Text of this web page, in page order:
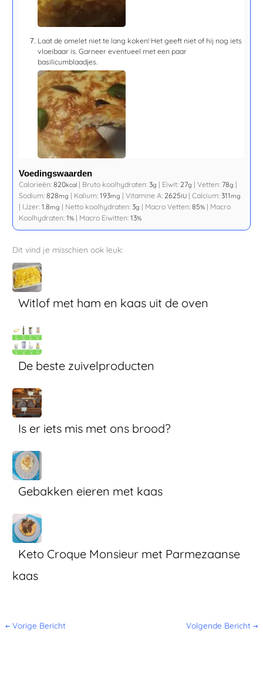
Laat de omelet niet te lang koken! Het geeft niet of hij nog iets
vloeibaar is. Garneer eventueel met een paar
basilicumblaadjes.
Voedingswaarden
Calorieën:820kcal | Bruto koolhydraten:3g | Eiwit: 27g |Vetten: 78g |
Sodium:828mg | Kalium:193mg |Vitamine A: 2625IU |Calcium:311mg
| IJzer:1.8mg | Netto koolhydraten:3g | Macro Vetten:85% | Macro
Koolhydraten:1% | Macro Eiwitten:13%
Dit vind je misschien ook leuk:
Witlof met ham en kaas uit de oven
De beste zuivelproducten
Is er iets mis met ons brood?
Gebakken eieren met kaas
Keto Croque Monsieur met Parmezaanse
kaas
← Vorige Bericht Volgende Bericht →